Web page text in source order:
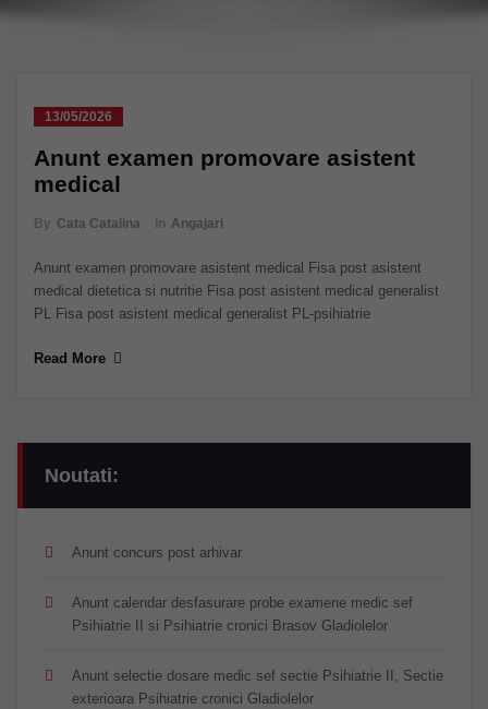
13/05/2026
Anunt examen promovare asistent
medical
By Cata Catalina in Angajari
Anunt examen promovare asistent medical Fisa post asistent
medical dietetica si nutritie Fisa post asistent medical generalist
PL Fisa post asistent medical generalist PL-psihiatrie
Read More
Noutati:
Anunt concurs post arhivar
Anunt calendar desfasurare probe examene medic sef
Psihiatrie II si Psihiatrie cronici Brasov Gladiolelor
Anunt selectie dosare medic sef sectie Psihiatrie II, Sectie
exterioara Psihiatrie cronici Gladiolelor